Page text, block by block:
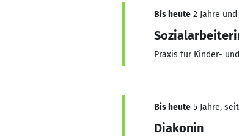
Bis heute 2 Jahre
Praxis für Kinder-
Bis heute 5 Jahre,
Diakonin